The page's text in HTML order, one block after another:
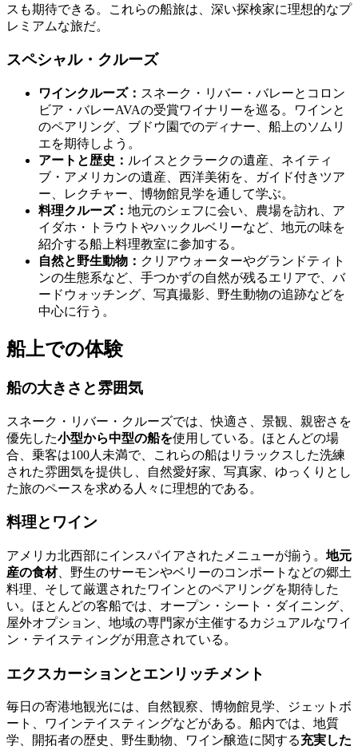
スも期待できる。これらの船旅は、深い探検家に理想的なプ
レミアムな旅だ。
スペシャル・クルーズ
ワインクルーズ： スネーク・リバー・バレーとコロン
ビア・バレーAVAの受賞ワイナリーを巡る。ワインと
のペアリング、ブドウ園でのディナー、船上のソムリ
エを期待しよう。
アートと歴史： ルイスとクラークの遺産、ネイティ
ブ・アメリカンの遺産、西洋美術を、ガイド付きツア
ー、レクチャー、博物館見学を通して学ぶ。
料理クルーズ： 地元のシェフに会い、農場を訪れ、ア
イダホ・トラウトやハックルベリーなど、地元の味を
紹介する船上料理教室に参加する。
自然と野生動物： クリアウォーターやグランドティト
ンの生態系など、手つかずの自然が残るエリアで、バ
ードウォッチング、写真撮影、野生動物の追跡などを
中心に行う。
船上での体験
船の大きさと雰囲気
スネーク・リバー・クルーズでは、快適さ、景観、親密さを
優先した小型から中型の船を使用している。ほとんどの場
合、乗客は100人未満で、これらの船はリラックスした洗練
された雰囲気を提供し、自然愛好家、写真家、ゆっくりとし
た旅のペースを求める人々に理想的である。
料理とワイン
アメリカ北西部にインスパイアされたメニューが揃う。 地元
産の食材、野生のサーモンやベリーのコンポートなどの郷土
料理、そして厳選されたワインとのペアリングを期待した
い。ほとんどの客船では、オープン・シート・ダイニング、
屋外オプション、地域の専門家が主催するカジュアルなワイ
ン・テイスティングが用意されている。
エクスカーションとエンリッチメント
毎日の寄港地観光には、自然観察、博物館見学、ジェットボ
ート、ワインテイスティングなどがある。船内では、地質
学、開拓者の歴史、野生動物、ワイン醸造に関する充実した